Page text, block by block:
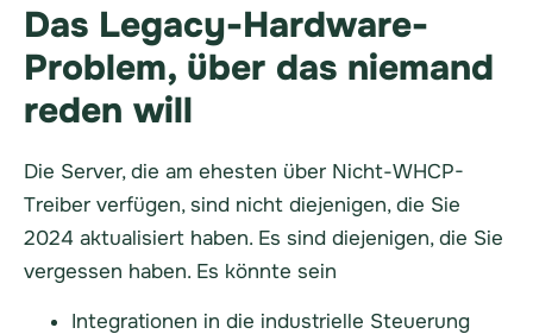
Das Legacy-Hardware-
Problem, über das niemand
reden will
Die Server, die am ehesten über Nicht-WHCP-
Treiber verfügen, sind nicht diejenigen, die Sie
2024 aktualisiert haben. Es sind diejenigen, die Sie
vergessen haben. Es könnte sein
Integrationen in die industrielle Steuerung